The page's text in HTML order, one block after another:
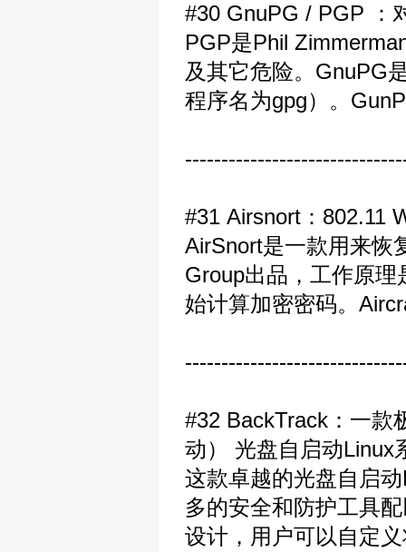
#30 GnuPG / PGP ：
PGP是Phil
及其它危险。GnuPG
程序名为gpg）。
#31 Airsnort：802.11
AirSnort是一款用来恢
Group出品，工作原
始计算加密密码。
#32 BackTrack：一款
动） 光盘自启动Linux
这款卓越的光盘自启
多的安全和防护工具
设计，用户可以自定